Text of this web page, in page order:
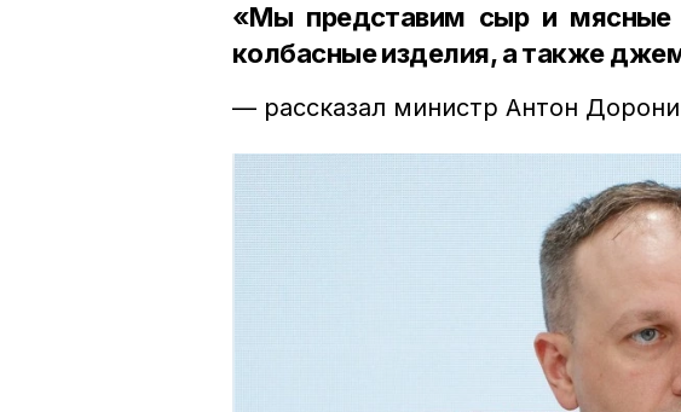
«Мы представим сыр и мясные
колбасные изделия, а также
— рассказал министр Антон